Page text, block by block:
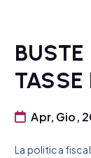
TASSE
Apr, Gio,
La politica